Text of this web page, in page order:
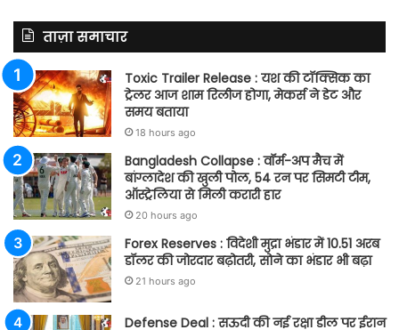
ताज़ा समाचार
Toxic Trailer Release : यश की टॉक्सिक का
ट्रेलर आज शाम रिलीज होगा, मेकर्स ने डेट और
समय बताया
18 hours ago
Bangladesh Collapse : वॉर्म-अप मैच में
बांग्लादेश की खुली पोल, 54 रन पर सिमटी टीम,
ऑस्ट्रेलिया से मिली करारी हार
20 hours ago
Forex Reserves : विदेशी मुद्रा भंडार में 10.51 अरब
डॉलर की जोरदार बढ़ोतरी, सोने का भंडार भी बढ़ा
21 hours ago
Defense Deal : सऊदी की नई रक्षा डील पर ईरान